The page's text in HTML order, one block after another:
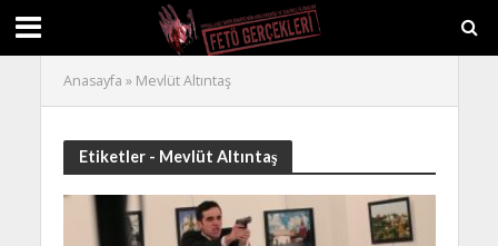
Anasayfa » Mevlüt Altıntaş
Etiketler - Mevlüt Altıntaş